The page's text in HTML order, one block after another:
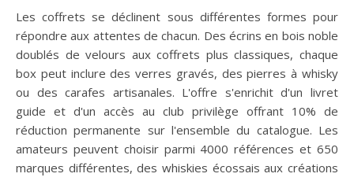
Les coffrets se déclinent sous différentes formes pour
répondre aux attentes de chacun. Des écrins en bois noble
doublés de velours aux coffrets plus classiques, chaque
box peut inclure des verres gravés, des pierres à whisky
ou des carafes artisanales. L'offre s'enrichit d'un livret
guide et d'un accès au club privilège offrant 10% de
réduction permanente sur l'ensemble du catalogue. Les
amateurs peuvent choisir parmi 4000 références et 650
marques différentes, des whiskies écossais aux créations